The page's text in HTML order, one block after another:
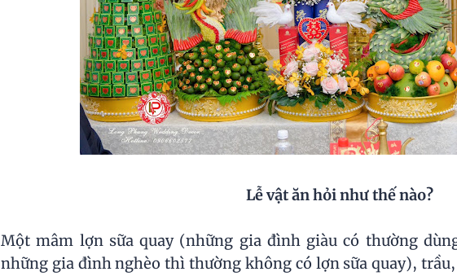
Lễ vật ăn hỏi như thế nào?
Một mâm lợn sữa quay (những gia đình giàu có thường
những gia đình nghèo thì thường không có lợn sữa quay),